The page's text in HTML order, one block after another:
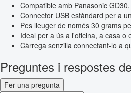
Compatible amb Panasonic
Connector USB estàndard per a
Pes lleuger de només 30 grams
Ideal per a ús a l'oficina, a casa o
Càrrega senzilla connectant-lo a
Preguntes i respostes
Fer una pregunta